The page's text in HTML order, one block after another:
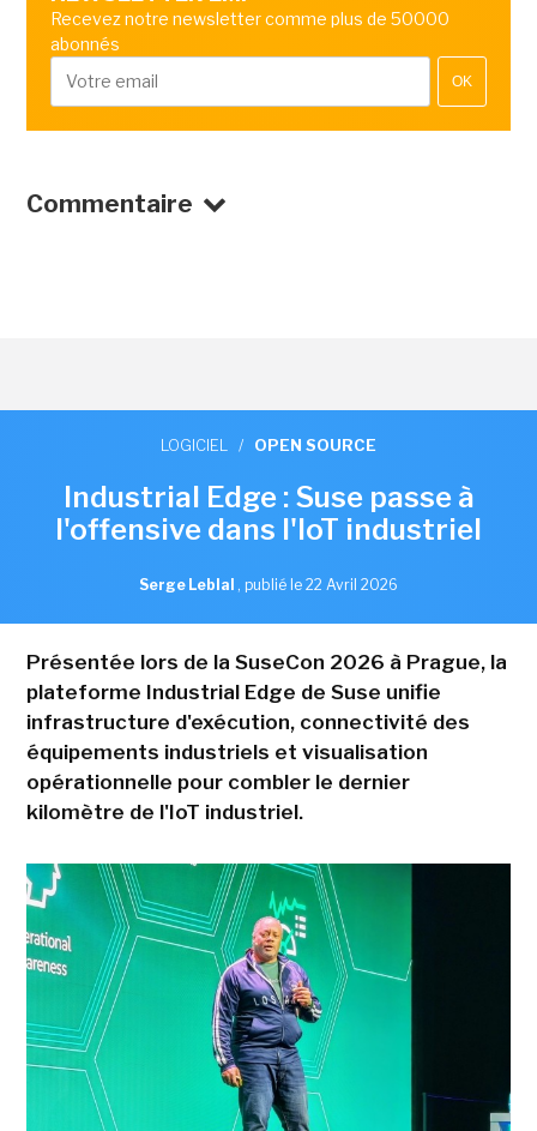
Recevez notre newsletter comme plus de 50000
abonnés
OK
Commentaire
LOGICIEL / OPEN SOURCE
Industrial Edge : Suse passe à
l'offensive dans l'IoT industriel
Serge Leblal , publié le 22 Avril 2026
Présentée lors de la SuseCon 2026 à Prague, la
plateforme Industrial Edge de Suse unifie
infrastructure d'exécution, connectivité des
équipements industriels et visualisation
opérationnelle pour combler le dernier
kilomètre de l'IoT industriel.